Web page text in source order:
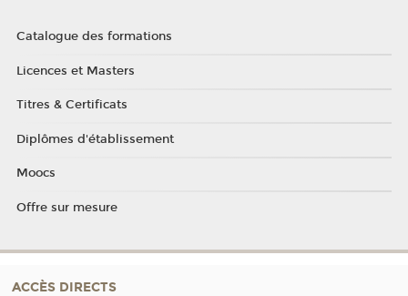
Catalogue des formations
Licences et Masters
Titres & Certificats
Diplômes d'établissement
Moocs
Offre sur mesure
ACCÈS DIRECTS